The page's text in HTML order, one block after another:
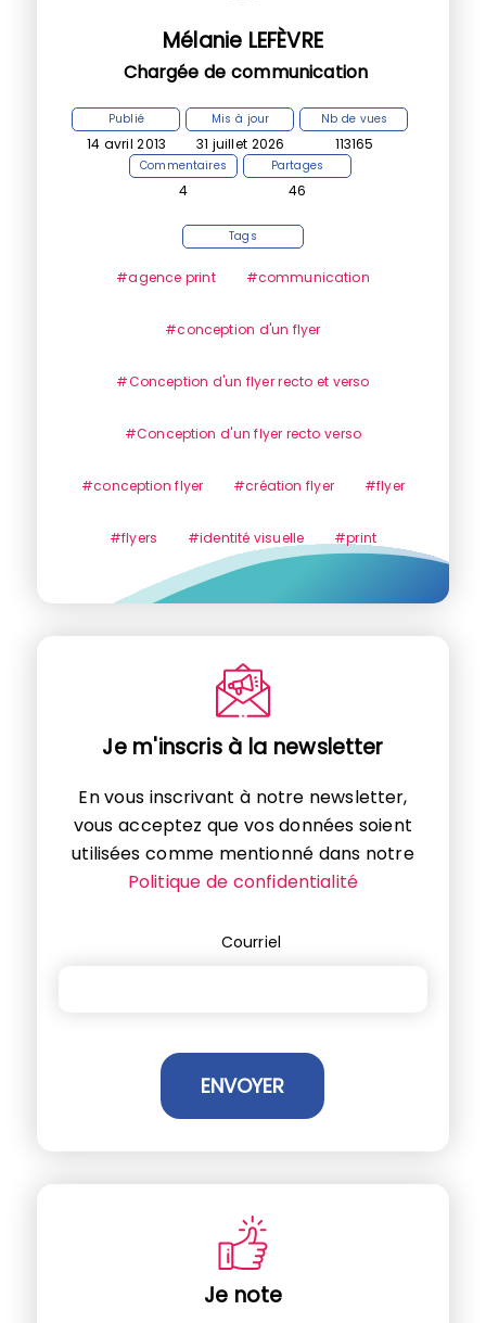
Mélanie LEFÈVRE
Chargée de communication
Publié
14 avril 2013
Mis à jour
31 juillet 2026
Nb de vues
113165
Commentaires
4
Partages
46
Tags
#agence print #communication
#conception d'un flyer
#Conception d'un flyer recto et verso
#Conception d'un flyer recto verso
#conception flyer #création flyer #flyer
#flyers #identité visuelle #print
Je m'inscris à la newsletter
En vous inscrivant à notre newsletter,
vous acceptez que vos données soient
utilisées comme mentionné dans notre
Politique de confidentialité
Courriel
Je note